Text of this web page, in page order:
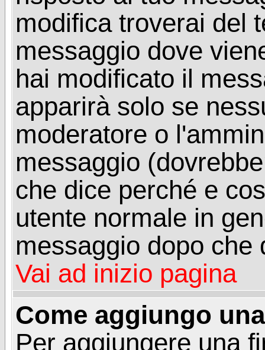
modifica troverai del
messaggio dove
hai modificato il
apparirà solo se
moderatore o
messaggio
che dice perché e
utente normale in
messaggio dopo che
Vai ad inizio pagina
Come aggiungo
Per aggiungere una